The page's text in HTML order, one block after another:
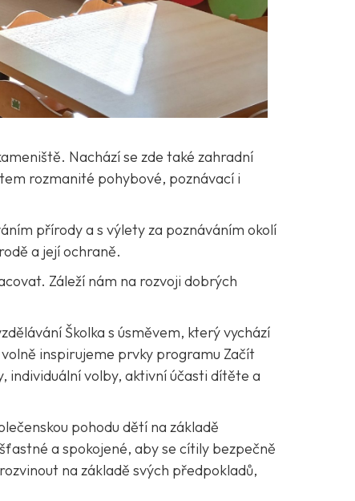
Nachází se zde také zahradní
rozmanité pohybové, poznávací i
přírody a s výlety za poznáváním okolí
a její ochraně.
Záleží nám na rozvoji dobrých
Školka s úsměvem, který vychází
inspirujeme prvky programu Začít
individuální volby, aktivní účasti dítěte a
pohodu dětí na základě
a spokojené, aby se cítily bezpečně
na základě svých předpokladů,